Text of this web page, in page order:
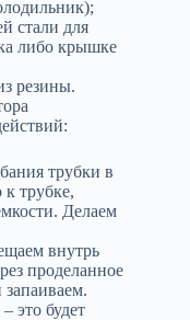
стали для
либо крышке
резины.
трубки в
трубке,
Делаем
внутрь
проделанное
это будет